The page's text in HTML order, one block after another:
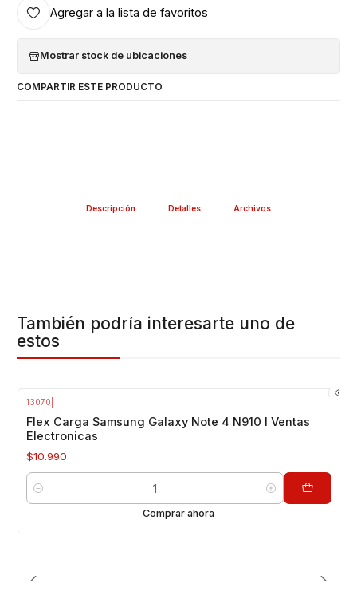
Agregar a la lista de favoritos
Mostrar stock de ubicaciones
COMPARTIR ESTE PRODUCTO
Descripción Detalles Archivos
También podría interesarte uno de
estos
13070
Flex Carga Samsung Galaxy Note 4 N910 I Ventas
Electronicas
$10.990
Cantidad
Comprar ahora